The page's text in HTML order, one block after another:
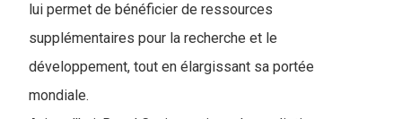
lui permet de bénéficier de ressources
supplémentaires pour la recherche et le
développement, tout en élargissant sa portée
mondiale.